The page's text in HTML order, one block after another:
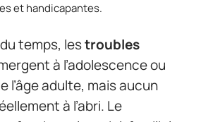
et handicapantes.
temps, lestroubles
à l’adolescence ou
l’âge adulte, mais aucun
à l’abri. Le